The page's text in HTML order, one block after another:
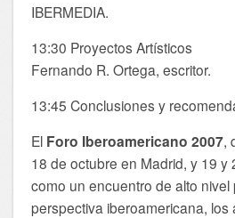
IBERMEDIA.
13:30 Proyectos Artísticos
Fernando R. Ortega, escritor.
13:45 Conclusiones y
El Foro Iberoamericano 2007,
18 de octubre en Madrid, y 19 y
como un encuentro de alto
perspectiva iberoamericana, los